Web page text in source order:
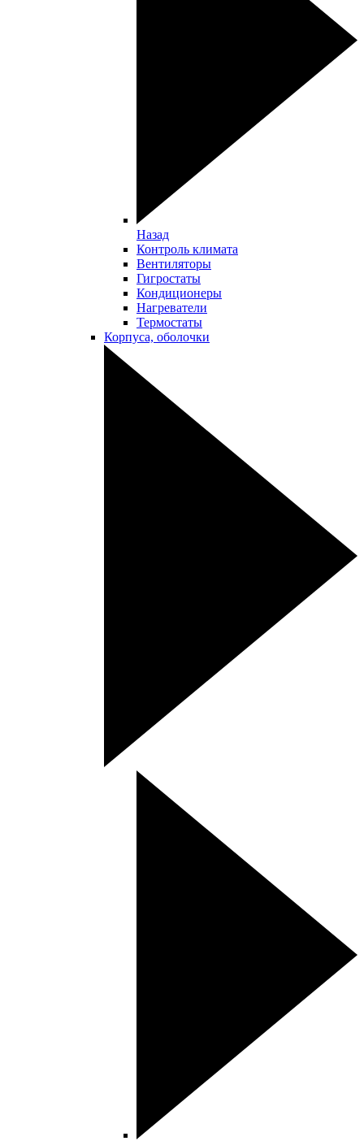
Назад
Контроль климата
Вентиляторы
Гигростаты
Кондиционеры
Нагреватели
Термостаты
Корпуса, оболочки